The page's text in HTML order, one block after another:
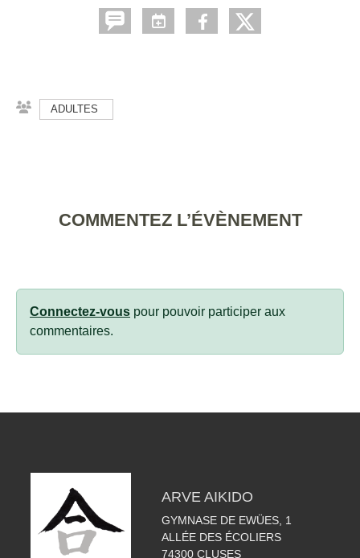
ADULTES
COMMENTEZ L’ÉVÈNEMENT
Connectez-vous pour pouvoir participer aux
commentaires.
ARVE AIKIDO
GYMNASE DE EWÜES, 1
ALLÉE DES ÉCOLIERS
74300 CLUSES